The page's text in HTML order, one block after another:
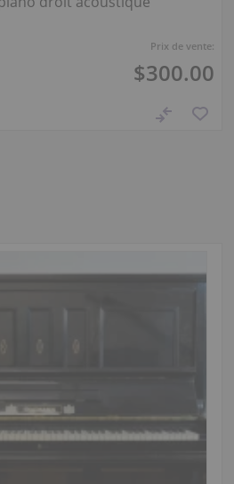
Prix de vente:
$300.00